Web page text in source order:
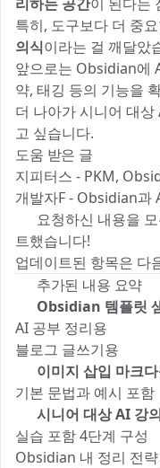
특히, 도구보다 더 중
의식이라는 걸 깨달았
앞으로는 Obsidian에
약, 태깅 등의 기능을
더 나아가 시니어 대
고 싶습니다.
도움 받은 글
지피터스 - PKM,
개발자F - Obsidian과
✅ 요청하신 내용을
트했습니다!
업데이트된 항목은 다
📌 추가된 내용 요약
🧾 Obsidian 템플릿
AI 공부 정리용
블로그 글쓰기용
🖼 이미지 삽입 마크
기본 문법과 예시 포함
👵 시니어 대상 AI 강
실습 포함 4단계 구성
Obsidian 내 정리 전